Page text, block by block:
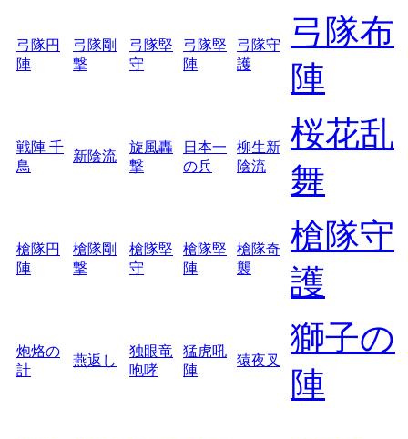
弓隊円
陣
弓隊剛
撃
弓隊堅
守
弓隊堅
陣
弓隊守
護
弓隊布
陣
戦陣 千
鳥
新陰流
旋風轟
撃
日本一
の兵
柳生新
陰流
桜花乱
舞
槍隊円
陣
槍隊剛
撃
槍隊堅
守
槍隊堅
陣
槍隊奇
襲
槍隊守
護
炮烙の
計
燕返し
独眼竜
咆哮
猛虎吼
陣
猿夜叉
獅子の
陣